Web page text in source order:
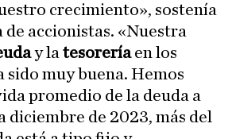
crecimiento», sostenía
de accionistas. «Nuestra
y la tesoreríaen los
sido muy buena. Hemos
promedio de la deuda a
diciembre de 2023, más del